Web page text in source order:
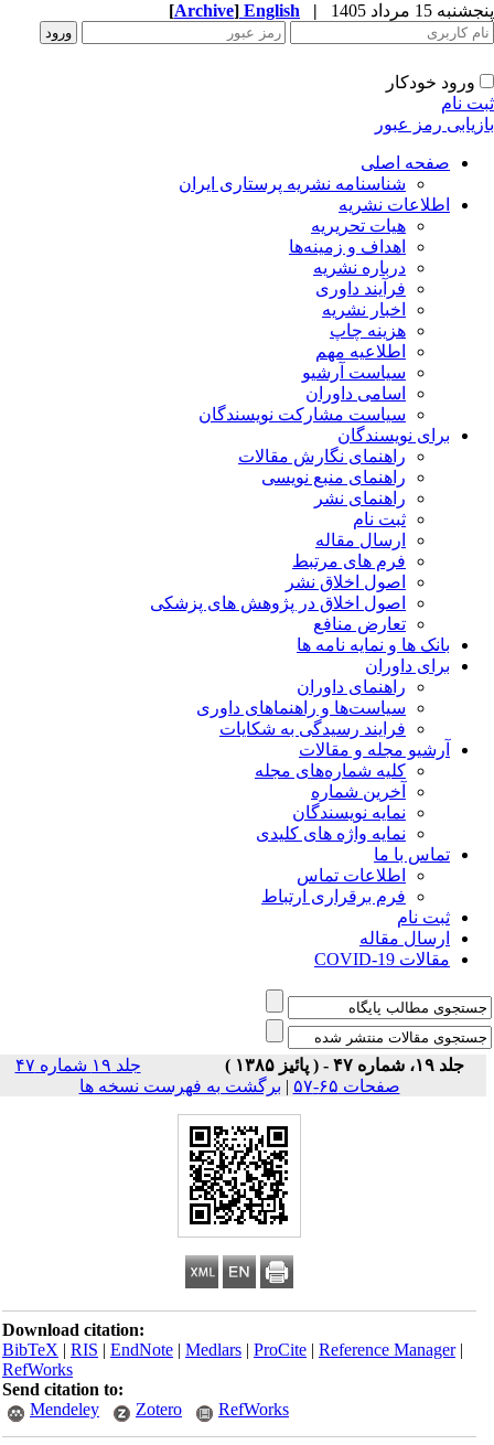
15 مرداد 1405 |
English
[Archive]
ورود خودکار
نام
رمز عبور
صفحه اصلی
شناسنامه نشریه پرستاری ایران
اطلاعات نشریه
هیات تحریریه
اهداف و زمینه‌ها
درباره نشریه
فرآیند داوری
اخبار نشریه
هزینه چاپ
اطلاعیه مهم
سیاست آرشیو
اسامی داوران
سیاست مشارکت نویسندگان
برای نویسندگان
راهنمای نگارش مقالات
راهنمای منبع نویسی
راهنمای نشر
ثبت نام
ارسال مقاله
فرم های مرتبط
اصول اخلاق نشر
اصول اخلاق در پژوهش های پزشکی
تعارض منافع
بانک ها و نمایه نامه ها
برای داوران
راهنمای داوران
سیاست‌ها و راهنماهای داوری
فرایند رسیدگی به شکایات
آرشیو مجله و مقالات
کلیه شماره‌های مجله
آخرین شماره
نمایه نویسندگان
نمایه واژه های کلیدی
تماس با ما
اطلاعات تماس
فرم برقراری ارتباط
ثبت نام
ارسال مقاله
مقالات COVID-19
جلد ۱۹، شماره ۴۷ - ( پائیز ۱۳۸۵ )
جلد ۱۹ شماره ۴۷
صفحات ۶۵-۵۷
|برگشت به فهرست نسخه ها
Download citation:
BibTeX|RIS|EndNote|Medlars|ProCite|Reference Manager
RefWorks
Send citation to:
Mendeley
Zotero RefWorks